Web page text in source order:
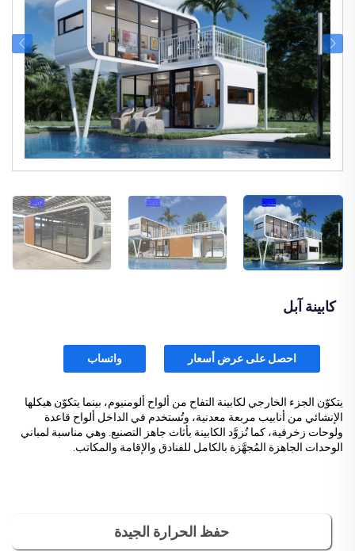
كابينة آبل
احصل على عرض أسعار واتساب
يتكوّن الجزء الخارجي لكابينة التفاح من ألواح ألومنيوم، بينما يتكوّن هيكلها
الإنشائي من أنابيب مربعة معدنية، وتُستخدم في الداخل ألواح قاعدة
ولوحات زخرفية، كما تُزوَّد الكابينة بأثاث جاهز التصنيع. وهي مناسبة لمباني
الوحدات الجاهزة المُجهَّزة بالكامل للفنادق والإقامة والمكاتب.
حفظ الحرارة الجيدة